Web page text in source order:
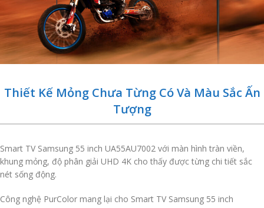
Thiết Kế Mỏng Chưa Từng Có Và Màu Sắc Ấn
Tượng
Smart TV Samsung 55 inch UA55AU7002 với màn hình tràn viền,
khung mỏng, độ phân giải UHD 4K cho thấy được từng chi tiết sắc
nét sống động.
Công nghệ PurColor mang lại cho Smart TV Samsung 55 inch